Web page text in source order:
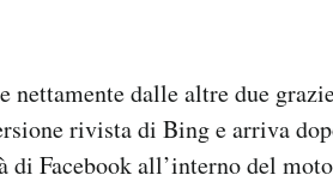
nettamente dalle altre due
rivista di Bing e arriva
Facebook all’interno del